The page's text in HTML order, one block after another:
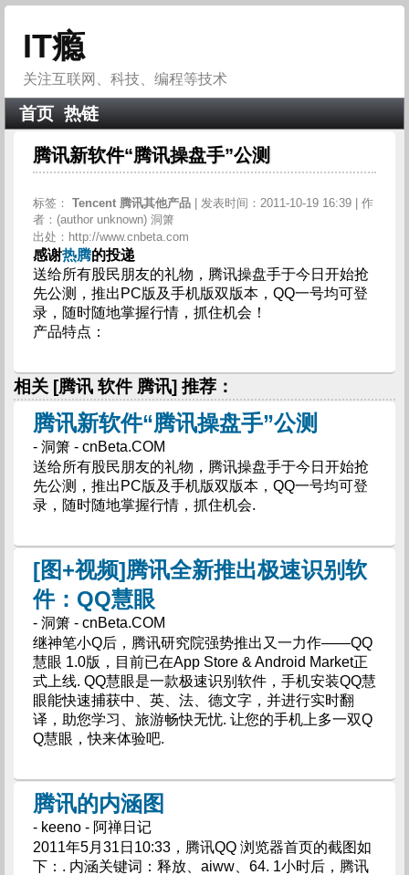
IT瘾
关注互联网、科技、编程等技术
首页 热链
腾讯新软件“腾讯操盘手”公测
标签： Tencent 腾讯其他产品
| 发表时间：2011-10-19 16:39 | 作
者：(author unknown) 洞箫
出处：http://www.cnbeta.com
感谢热腾的投递
送给所有股民朋友的礼物，腾讯操盘手于今日开始抢
先公测，推出PC版及手机版双版本，QQ一号均可登
录，随时随地掌握行情，抓住机会！
产品特点：
相关 [腾讯 软件 腾讯] 推荐：
腾讯新软件“腾讯操盘手”公测
- 洞箫 - cnBeta.COM
送给所有股民朋友的礼物，腾讯操盘手于今日开始抢
先公测，推出PC版及手机版双版本，QQ一号均可登
录，随时随地掌握行情，抓住机会.
[图+视频]腾讯全新推出极速识别软
件：QQ慧眼
- 洞箫 - cnBeta.COM
继神笔小Q后，腾讯研究院强势推出又一力作――QQ
慧眼 1.0版，目前已在App Store & Android Market正
式上线. QQ慧眼是一款极速识别软件，手机安装QQ慧
眼能快速捕获中、英、法、德文字，并进行实时翻
译，助您学习、旅游畅快无忧. 让您的手机上多一双Q
Q慧眼，快来体验吧.
腾讯的内涵图
- keeno - 阿禅日记
2011年5月31日10:33，腾讯QQ 浏览器首页的截图如
下：. 内涵关键词：释放、aiww、64. 1小时后，腾讯